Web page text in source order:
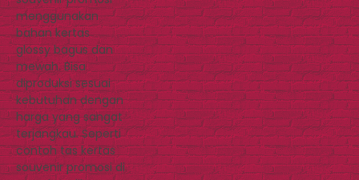
menggunakan
bahan kertas
glossy bagus dan
mewah. Bisa
diproduksi sesuai
kebutuhan dengan
harga yang sangat
terjangkau. Seperti
contoh tas kertas
souvenir promosi di